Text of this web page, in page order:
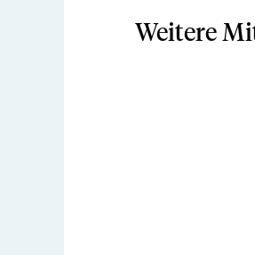
Weitere